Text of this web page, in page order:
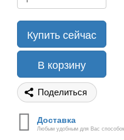
Купить сейчас
В корзину
Поделиться
Доставка
Любым удобным для Вас